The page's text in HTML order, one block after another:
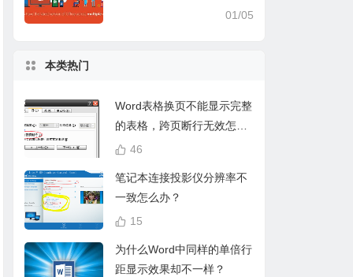
01/05
本类热门
Word表格换页不能显示完整
的表格，跨页断行无效怎么
办？46
笔记本连接投影仪分辨率不
一致怎么办？
15
为什么Word中同样的单倍行
距显示效果却不一样？